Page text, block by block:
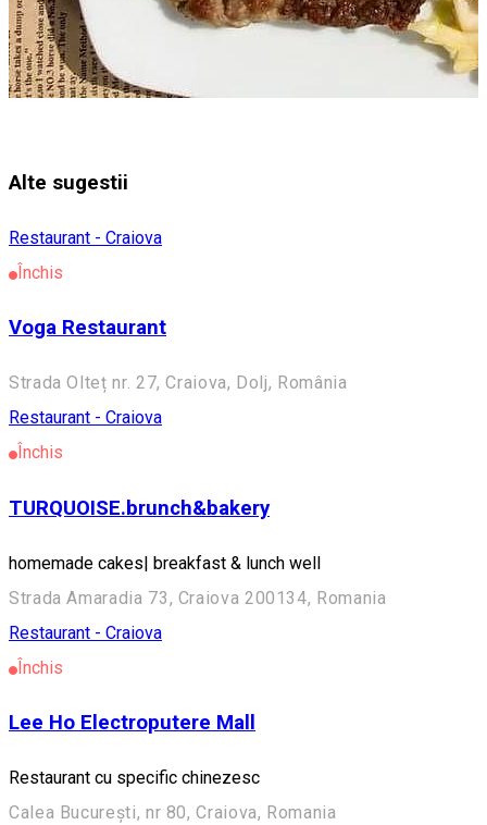
Alte sugestii
Restaurant - Craiova
Închis
Voga Restaurant
Strada Olteț nr. 27, Craiova, Dolj, România
Restaurant - Craiova
Închis
TURQUOISE.brunch&bakery
homemade cakes| breakfast & lunch well
Strada Amaradia 73, Craiova 200134, Romania
Restaurant - Craiova
Închis
Lee Ho Electroputere Mall
Restaurant cu specific chinezesc
Calea București, nr 80, Craiova, Romania